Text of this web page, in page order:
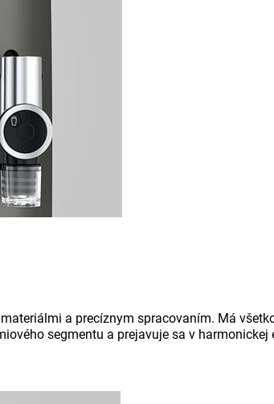
a precíznym spracovaním. Má
segmentu a prejavuje sa v